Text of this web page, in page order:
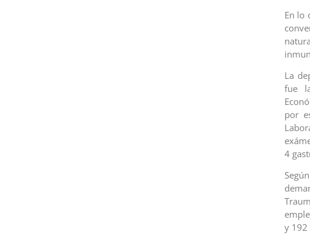
En lo
La
fue
por
4
y 192